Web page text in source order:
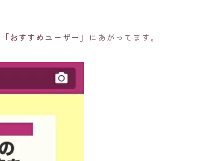
「おすすめユーザー」 にあがってます。